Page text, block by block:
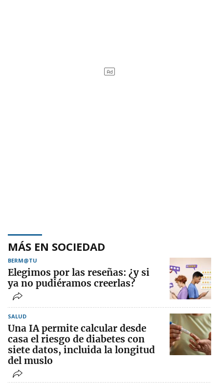
MÁS EN SOCIEDAD
BERM@TU
Elegimos por las reseñas: ¿y si
ya no pudiéramos creerlas?
SALUD
Una IA permite calcular desde
casa el riesgo de diabetes con
siete datos, incluida la longitud
del muslo